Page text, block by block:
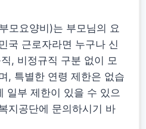
모요양비)는 부모님의 요
국 근로자라면 누구나 신
, 비정규직 구분 없이 모
, 특별한 연령 제한은 없습
일부 제한이 있을 수 있으
지공단에 문의하시기 바